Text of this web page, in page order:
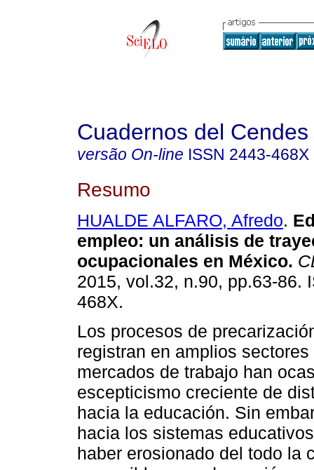
Cuadernos del Cendes
versão On-line ISSN 2443-468X
Resumo
HUALDE ALFARO, Afredo.
empleo: un análisis de
ocupacionales en México.
2015, vol.32, n.90, pp.63-86.
468X.
Los procesos de
registran en amplios sectores
mercados de trabajo han
escepticismo creciente de
hacia la educación. Sin
hacia los sistemas
haber erosionado del todo la